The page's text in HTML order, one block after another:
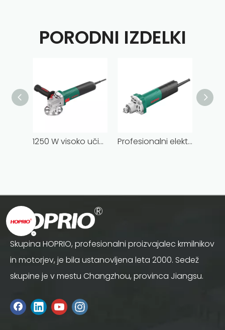
PORODNI IZDELKI
1250 W visoko učinkovit ročni stroj za posnemanje jeklenih plošč Težki brezkrtačni stroj za posnemanje Profesionalni električni ročni brusilni stroj z dolgim ​​vratom in brezkrtačnim kablom 1050 W
Skupina HOPRIO, profesionalni proizvajalec krmilnikov
in motorjev, je bila ustanovljena leta 2000. Sedež
skupine je v mestu Changzhou, provinca Jiangsu.